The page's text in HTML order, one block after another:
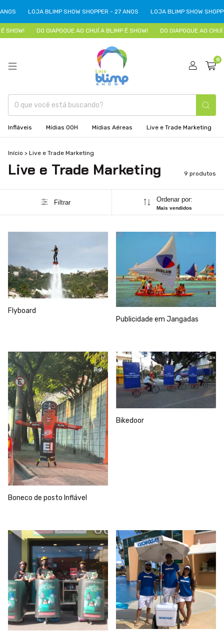
LOJA BLIMP SHOW SHOPPER - 27 ANOS LOJA BLIMP SHOW SHOPPER -
DO OIAPOQUE AO CHUÍ A BLIMP É SHOW! DO OIAPOQUE AO CHUÍ A
0
Infláveis Mídias OOH Mídias Aéreas Live e Trade Marketing
Início > Live e Trade Marketing
Live e Trade Marketing 9 produtos
Filtrar Ordenar por:
Mais vendidos
Flyboard
Publicidade em Jangadas
Boneco de posto Inflável
Bikedoor